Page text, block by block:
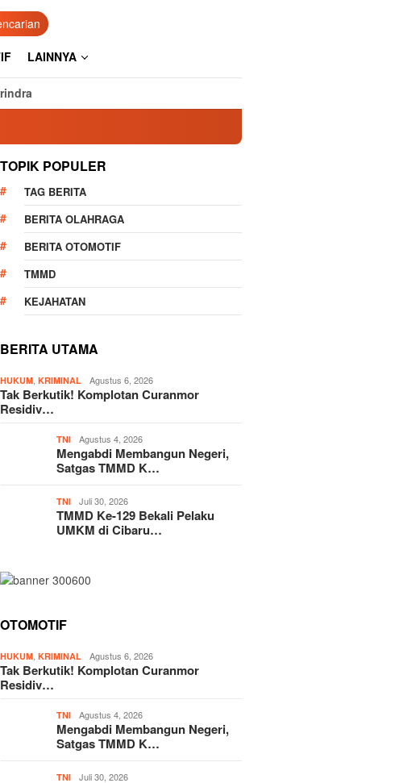
LAINNYA
TOPIK POPULER
TAG BERITA
BERITA OLAHRAGA
BERITA OTOMOTIF
TMMD
KEJAHATAN
BERITA UTAMA
HUKUM ,KRIMINAL Agustus 6, 2026
Tak Berkutik! Komplotan Curanmor
Residiv…
TNI Agustus 4, 2026
Mengabdi Membangun Negeri,
Satgas TMMD K…
TNI Juli 30, 2026
TMMD Ke-129 Bekali Pelaku
UMKM di Cibaru…
OTOMOTIF
HUKUM ,KRIMINAL Agustus 6, 2026
Tak Berkutik! Komplotan Curanmor
Residiv…
TNI Agustus 4, 2026
Mengabdi Membangun Negeri,
Satgas TMMD K…
TNI Juli 30, 2026